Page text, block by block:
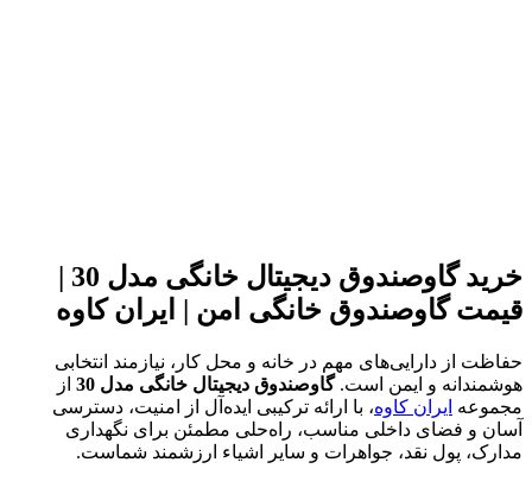
قیمت گاوصندوق خانگی امن | ایران کاوه
حفاظت از دارایی‌های مهم در خانه و محل کار، نیازمند انتخابی
هوشمندانه و ایمن است.گاوصندوق دیجیتال خانگی مدل 30
از
مجموعه ایران کاوه، با ارائه ترکیبی ایده‌آل از امنیت، دسترسی
آسان و فضای داخلی مناسب، راه‌حلی مطمئن برای نگهداری
مدارک، پول نقد، جواهرات و سایر اشیاء ارزشمند شماست.